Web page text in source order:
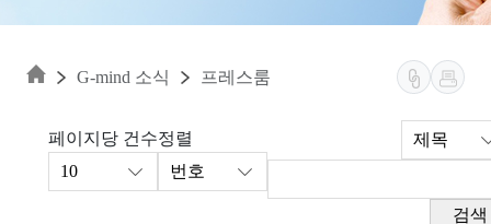
G-mind 소식 프레스룸
페이지당 건수정렬
검색